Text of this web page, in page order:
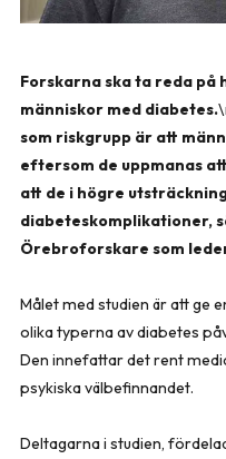
Forskarna ska ta reda
människor med diabetes.
som riskgrupp är att
eftersom de uppmanas
att de i högre
diabeteskomplikationer,
Örebroforskare som
Målet med studien är att ge
olika typerna av diabetes
Den innefattar det rent
psykiska välbefinnandet.
Deltagarna i studien,